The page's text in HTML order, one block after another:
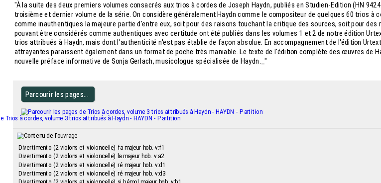
"À la suite des deux premiers volumes consacrés aux trios à cordes de Joseph Haydn, publiés en Studien-Edition (HN
troisième et dernier volume de la série. On considère généralement Haydn comme le compositeur de quelques 60 trios à
comme inauthentiques la majeure partie d'entre eux, soit pour des raisons touchant la critique des sources, soit pour
pouvant être considérés comme authentiques avec certitude ont été publiés dans les volumes 1 et 2 de notre édition
trios attribués à Haydn, mais dont l'authenticité n'est pas établie de façon absolue. En accompagnement de l'édition
attrayantes paraissent également dans un format de poche très maniable. Le texte de l'édition complète des œuvres de
nouvelle préface informative de Sonja Gerlach, musicologue spécialisée de Haydn._"
Parcourir les pages...
Divertimento (2 violons et violoncelle) fa majeur hob. v:f1
Divertimento (2 violons et violoncelle) la majeur hob. v:a2
Divertimento (2 violons et violoncelle) ré majeur hob. v:d1
Divertimento (2 violons et violoncelle) ré majeur hob. v:d3